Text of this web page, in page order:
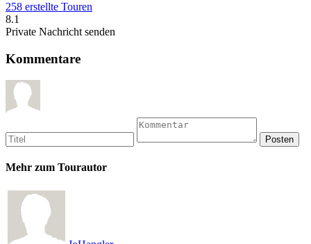
258 erstellte Touren
8.1
Private Nachricht senden
Kommentare
Mehr zum Tourautor